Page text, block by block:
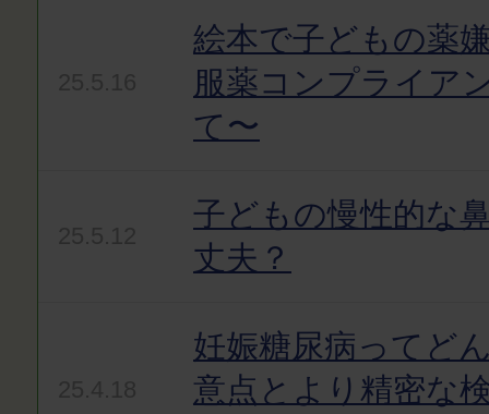
絵本で子どもの薬
服薬コンプライア
て〜
子どもの慢性的な
丈夫？
妊娠糖尿病ってど
意点とより精密な